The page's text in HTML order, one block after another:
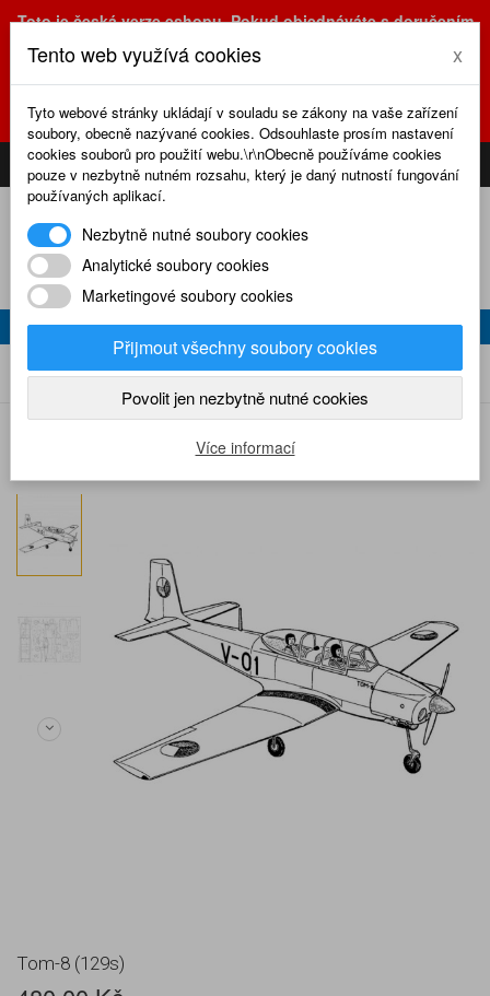
Toto je česká verze eshopu. Pokud objednáváte s doručením
(sk.eshop.rcrevue.cz - kliknutím na slovenskou vlajku)
POZOR ZMĚNA : výdejní místo a kancelář jsou nyní na adrese
Olšanská 3, Praha 3, tel. (+420) 222 723 388, 774 777 794.
CS
SK PŘIHLÁSIT KOŠÍK
TOM-8 (129S)
Home Plánky Plánky Modelář Tom-8 (129s)
Tom-8 (129s)
Tento web využívá cookies x
Tyto webové stránky ukládají v souladu se zákony na vaše zařízení
soubory, obecně nazývané cookies. Odsouhlaste prosím nastavení
cookies souborů pro použití webu.\r\nObecně používáme cookies
pouze v nezbytně nutném rozsahu, který je daný nutností fungování
používaných aplikací.
Nezbytně nutné soubory cookies
Analytické soubory cookies
Marketingové soubory cookies
Přijmout všechny soubory cookies
Povolit jen nezbytně nutné cookies
Více informací